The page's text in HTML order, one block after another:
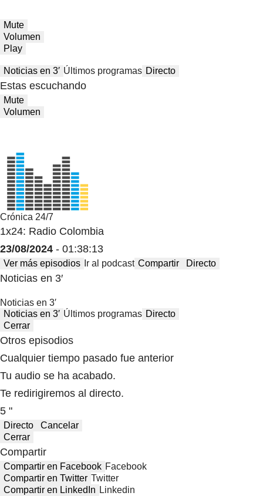
Mute
Volumen
Play
Noticias en 3′ Últimos programas Directo
Estas escuchando
Mute
Volumen
Crónica 24/7
1x24: Radio Colombia
23/08/2024 - 01:38:13
Ver más episodios Ir al podcast Compartir Directo
Noticias en 3′
Noticias en 3′
Noticias en 3′ Últimos programas Directo
Cerrar
Otros episodios
Cualquier tiempo pasado fue anterior
Tu audio se ha acabado.
Te redirigiremos al directo.
5 "
Directo
Cancelar
Cerrar
Compartir
Compartir en Facebook Facebook
Compartir en Twitter Twitter
Compartir en LinkedIn Linkedin